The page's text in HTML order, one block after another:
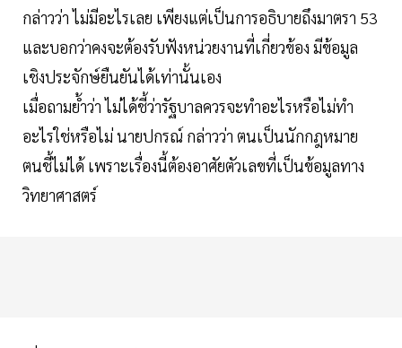
กล่าวว่า ไม่มีอะไรเลย เพียงแต่เป็นการอธิบายถึงมาตรา 53
และบอกว่าคงจะต้องรับฟังหน่วยงานที่เกี่ยวข้อง มีข้อมูล
เชิงประจักษ์ยืนยันได้เท่านั้นเอง
เมื่อถามย้ำว่า ไม่ได้ชี้ว่ารัฐบาลควรจะทำอะไรหรือไม่ทำ
อะไรใช่หรือไม่ นายปกรณ์ กล่าวว่า ตนเป็นนักกฎหมาย
ตนชี้ไม่ได้ เพราะเรื่องนี้ต้องอาศัยตัวเลขที่เป็นข้อมูลทาง
วิทยาศาสตร์